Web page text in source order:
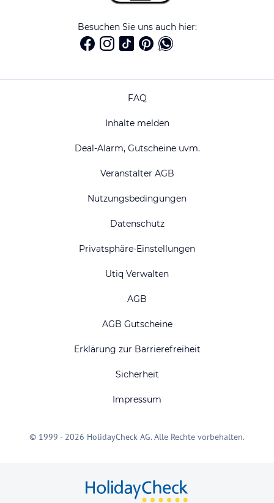
Besuchen Sie uns auch hier:
FAQ
Inhalte melden
Deal-Alarm, Gutscheine uvm.
Veranstalter AGB
Nutzungsbedingungen
Datenschutz
Privatsphäre-Einstellungen
Utiq Verwalten
AGB
AGB Gutscheine
Erklärung zur Barrierefreiheit
Sicherheit
Impressum
© 1999 - 2026 HolidayCheck AG. Alle Rechte vorbehalten.